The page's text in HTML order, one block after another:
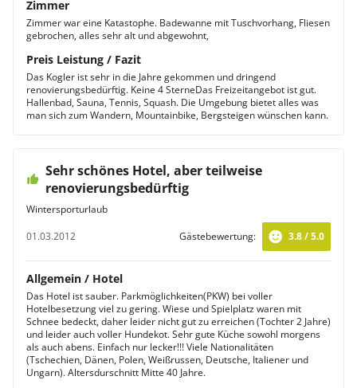
Zimmer
Zimmer war eine Katastophe. Badewanne mit Tuschvorhang, Fliesen
gebrochen, alles sehr alt und abgewohnt,
Preis Leistung / Fazit
Das Kogler ist sehr in die Jahre gekommen und dringend
renovierungsbedürftig. Keine 4 SterneDas Freizeitangebot ist gut.
Hallenbad, Sauna, Tennis, Squash. Die Umgebung bietet alles was
man sich zum Wandern, Mountainbike, Bergsteigen wünschen kann.
Sehr schönes Hotel, aber teilweise
renovierungsbedürftig
Wintersporturlaub
01.03.2012
Gästebewertung: 3.8 / 5.0
Allgemein / Hotel
Das Hotel ist sauber. Parkmöglichkeiten(PKW) bei voller
Hotelbesetzung viel zu gering. Wiese und Spielplatz waren mit
Schnee bedeckt, daher leider nicht gut zu erreichen (Tochter 2 Jahre)
und leider auch voller Hundekot. Sehr gute Küche sowohl morgens
als auch abens. Einfach nur lecker!!! Viele Nationalitäten
(Tschechien, Dänen, Polen, Weißrussen, Deutsche, Italiener und
Ungarn). Altersdurschnitt Mitte 40 Jahre.